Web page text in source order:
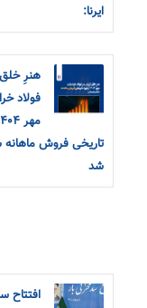
ایرنا:
هنرِ
فولاد
تاریخی فروش
شد
افتتاح